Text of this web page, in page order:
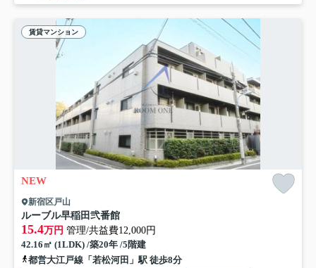
賃貸マンション
NEW
新宿区戸山
ルーブル早稲田弐番館
15.4万円 管理/共益費12,000円
42.16㎡ (1LDK) /築20年 /5階建
都営大江戸線「若松河田」駅 徒歩8分